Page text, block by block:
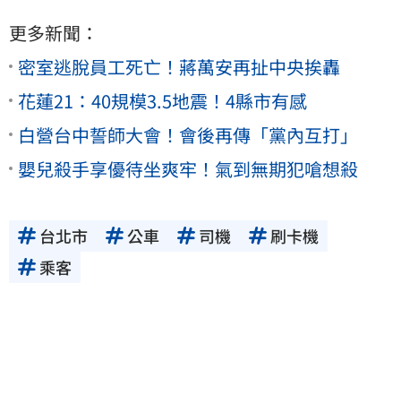
更多新聞：
密室逃脫員工死亡！蔣萬安再扯中央挨轟
花蓮21：40規模3.5地震！4縣市有感
白營台中誓師大會！會後再傳「黨內互打」
嬰兒殺手享優待坐爽牢！氣到無期犯嗆想殺
台北市 公車 司機
刷卡機
乘客